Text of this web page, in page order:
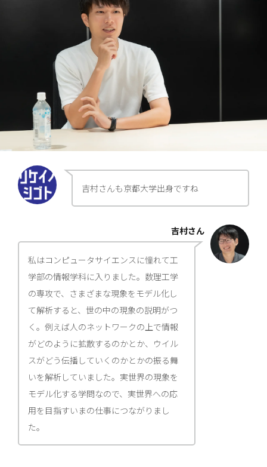
吉村さんも京都大学出身ですね
吉村さん
私はコンピュータサイエンスに憧れて工
学部の情報学科に入りました。数理工学
の専攻で、さまざまな現象をモデル化し
て解析すると、世の中の現象の説明がつ
く。例えば人のネットワークの上で情報
がどのように拡散するのかとか、ウイル
スがどう伝播していくのかとかの振る舞
いを解析していました。実世界の現象を
モデル化する学問なので、実世界への応
用を目指すいまの仕事につながりまし
た。